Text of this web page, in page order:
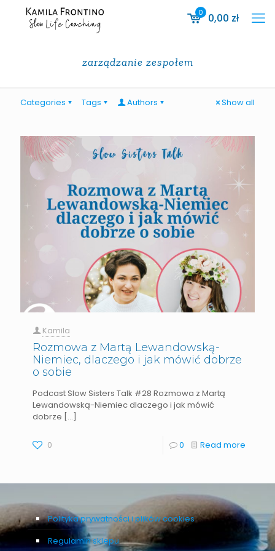
0 0,00 zł
zarządzanie zespołem
Categories Tags Authors Show all
Kamila
Rozmowa z Martą Lewandowską-
Niemiec, dlaczego i jak mówić dobrze
o sobie
Podcast Slow Sisters Talk #28 Rozmowa z Martą
Lewandowską-Niemiec dlaczego i jak mówić
dobrze […]
0 0 Read more
Polityka prywatności i plików cookies
Regulamin sklepu